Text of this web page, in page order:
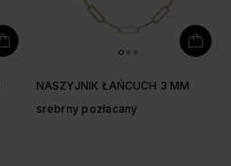
NASZYJNIK ŁAŃCUCH 3 MM
srebrny pozłacany